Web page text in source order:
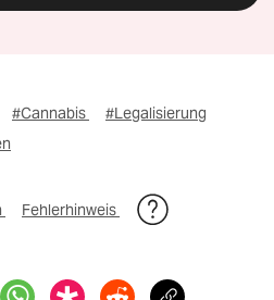
#Cannabis
#Legalisierung
Fehlerhinweis